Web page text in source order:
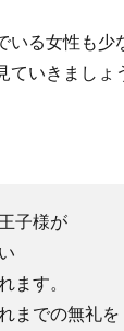
る女性も少
いきましょ
子様が
ます。
までの無礼を